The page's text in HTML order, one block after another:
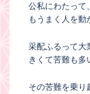
公私にわたって
もうまく人を動
采配ふるって大
きくて苦難も多
その苦難を乗り